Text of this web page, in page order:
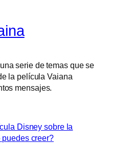
serie de temas que se
la película Vaiana
mensajes.
Disney sobre la
creer?